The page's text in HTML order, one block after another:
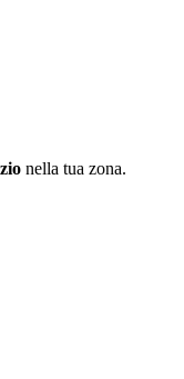
nella tua zona.